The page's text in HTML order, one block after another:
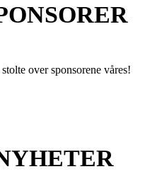
over sponsorene våres!